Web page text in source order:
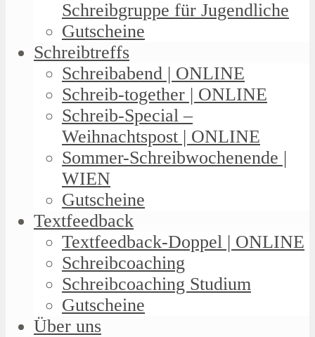
Schreibgruppe für Jugendliche
Gutscheine
Schreibtreffs
Schreibabend | ONLINE
Schreib-together | ONLINE
Schreib-Special –
Weihnachtspost | ONLINE
Sommer-Schreibwochenende |
WIEN
Gutscheine
Textfeedback
Textfeedback-Doppel | ONLINE
Schreibcoaching
Schreibcoaching Studium
Gutscheine
Über uns